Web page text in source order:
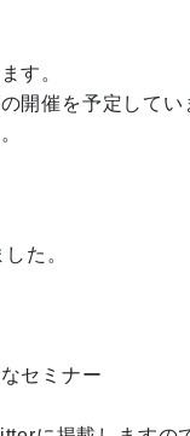
す。
開催を予定してい
た。
セミナー